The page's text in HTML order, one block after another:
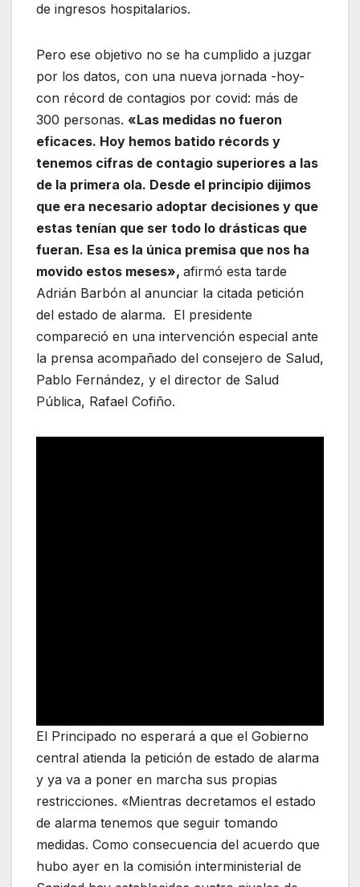
de ingresos hospitalarios.
Pero ese objetivo no se ha cumplido a juzgar
por los datos, con una nueva jornada -hoy-
con récord de contagios por covid: más de
300 personas. «Las medidas no fueron
eficaces. Hoy hemos batido récords y
tenemos cifras de contagio superiores a las
de la primera ola. Desde el principio dijimos
que era necesario adoptar decisiones y que
estas tenían que ser todo lo drásticas que
fueran. Esa es la única premisa que nos ha
movido estos meses», afirmó esta tarde
Adrián Barbón al anunciar la citada petición
del estado de alarma. El presidente
compareció en una intervención especial ante
la prensa acompañado del consejero de Salud,
Pablo Fernández, y el director de Salud
Pública, Rafael Cofiño.
El Principado no esperará a que el Gobierno
central atienda la petición de estado de alarma
y ya va a poner en marcha sus propias
restricciones. «Mientras decretamos el estado
de alarma tenemos que seguir tomando
medidas. Como consecuencia del acuerdo que
hubo ayer en la comisión interministerial de